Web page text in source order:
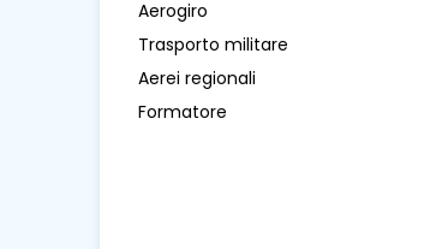
Aerogiro
Trasporto militare
Aerei regionali
Formatore